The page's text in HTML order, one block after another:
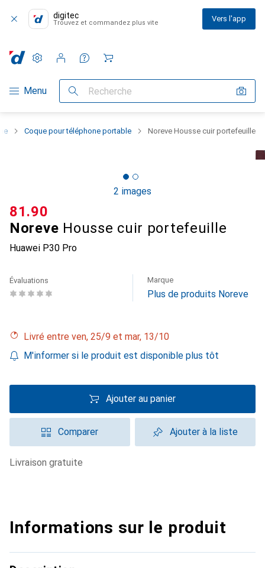
digitec
Trouvez et commandez plus vite Vers l'app
Navigation par catégorie
Menu Recherche
Paramètres
Compte client
Listes de comparaison
Listes d'envies
Panier
Coque pour téléphone portable Noreve Housse cuir portefeuille
2 images
Noreve Housse cuir portefeuille
Huawei P30 Pro
CHF
81.90
Évaluations Marque
Plus de produits Noreve
Livré entre ven, 25/9 et mar, 13/10
M'informer si le produit est disponible plus tôt
Ajouter au panier
Comparer Ajouter à la liste
livraison gratuite
Informations sur le produit